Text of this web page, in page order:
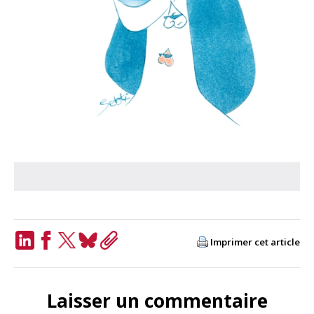
Imprimer cet article
Laisser un commentaire